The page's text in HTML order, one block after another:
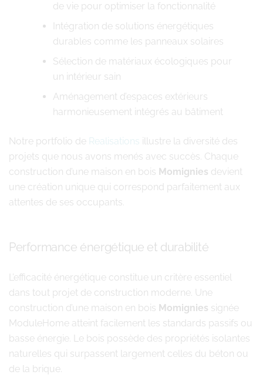
de vie pour optimiser la fonctionnalité
Intégration de solutions énergétiques
durables comme les panneaux solaires
Sélection de matériaux écologiques pour
un intérieur sain
Aménagement d’espaces extérieurs
harmonieusement intégrés au bâtiment
Notre portfolio de Realisations illustre la diversité des
projets que nous avons menés avec succès. Chaque
construction d’une maison en bois Momignies devient
une création unique qui correspond parfaitement aux
attentes de ses occupants.
Performance énergétique et durabilité
L’efficacité énergétique constitue un critère essentiel
dans tout projet de construction moderne. Une
construction d’une maison en bois Momignies signée
ModuleHome atteint facilement les standards passifs ou
basse énergie. Le bois possède des propriétés isolantes
naturelles qui surpassent largement celles du béton ou
de la brique.